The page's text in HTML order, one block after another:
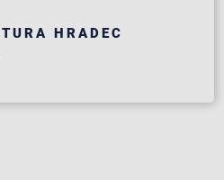
HRADEC